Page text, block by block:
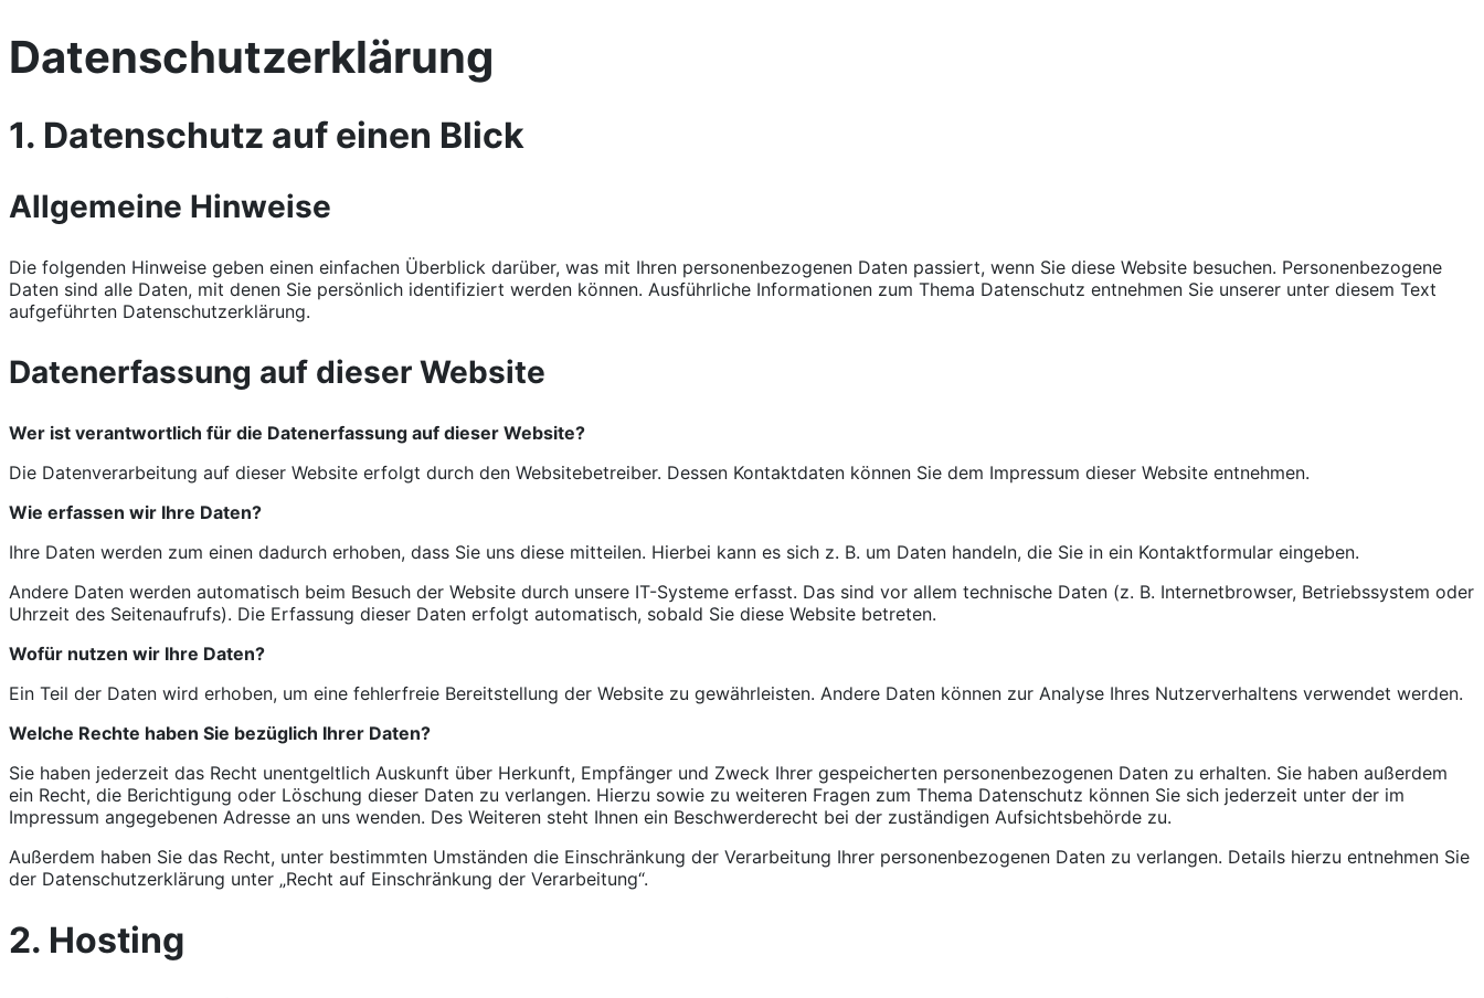
Datenschutzerklärung
1. Datenschutz auf einen Blick
Allgemeine Hinweise
Die folgenden Hinweise geben einen einfachen Überblick darüber, was mit Ihren personenbezogenen Daten passiert, wenn Sie diese Website besuchen. Personenbezogene
Daten sind alle Daten, mit denen Sie persönlich identifiziert werden können. Ausführliche Informationen zum Thema Datenschutz entnehmen Sie unserer unter diesem Text
aufgeführten Datenschutzerklärung.
Datenerfassung auf dieser Website
Wer ist verantwortlich für die Datenerfassung auf dieser Website?
Die Datenverarbeitung auf dieser Website erfolgt durch den Websitebetreiber. Dessen Kontaktdaten können Sie dem Impressum dieser Website entnehmen.
Wie erfassen wir Ihre Daten?
Ihre Daten werden zum einen dadurch erhoben, dass Sie uns diese mitteilen. Hierbei kann es sich z. B. um Daten handeln, die Sie in ein Kontaktformular eingeben.
Andere Daten werden automatisch beim Besuch der Website durch unsere IT-Systeme erfasst. Das sind vor allem technische Daten (z. B. Internetbrowser, Betriebssystem oder
Uhrzeit des Seitenaufrufs). Die Erfassung dieser Daten erfolgt automatisch, sobald Sie diese Website betreten.
Wofür nutzen wir Ihre Daten?
Ein Teil der Daten wird erhoben, um eine fehlerfreie Bereitstellung der Website zu gewährleisten. Andere Daten können zur Analyse Ihres Nutzerverhaltens verwendet werden.
Welche Rechte haben Sie bezüglich Ihrer Daten?
Sie haben jederzeit das Recht unentgeltlich Auskunft über Herkunft, Empfänger und Zweck Ihrer gespeicherten personenbezogenen Daten zu erhalten. Sie haben außerdem
ein Recht, die Berichtigung oder Löschung dieser Daten zu verlangen. Hierzu sowie zu weiteren Fragen zum Thema Datenschutz können Sie sich jederzeit unter der im
Impressum angegebenen Adresse an uns wenden. Des Weiteren steht Ihnen ein Beschwerderecht bei der zuständigen Aufsichtsbehörde zu.
Außerdem haben Sie das Recht, unter bestimmten Umständen die Einschränkung der Verarbeitung Ihrer personenbezogenen Daten zu verlangen. Details hierzu entnehmen Sie
der Datenschutzerklärung unter „Recht auf Einschränkung der Verarbeitung“.
2. Hosting